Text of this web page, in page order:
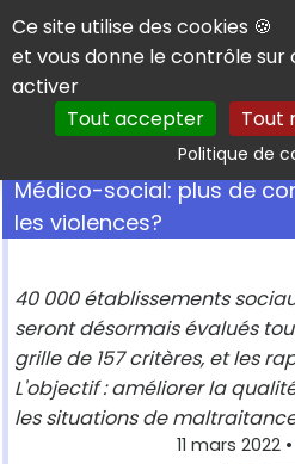
Panneau de gestion des cookies
Ce site utilise des cookies 🍪
et vous donne le contrôle sur
activer
Tout accepter
Tout
Politique de
Médico-social: plus de
les violences?
40 000 établissements
seront désormais évalués
grille de 157 critères, et les
L'objectif : améliorer la
les situations de
11 mars 2022